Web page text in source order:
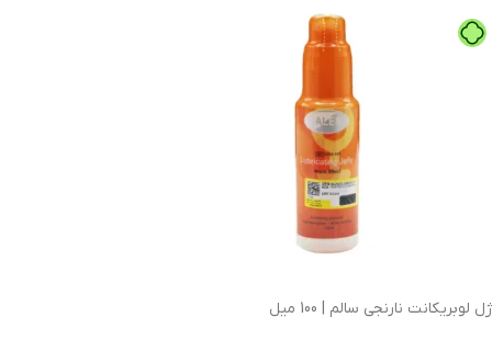
ژل لوبریکانت نارنجی سالم | 100 میل